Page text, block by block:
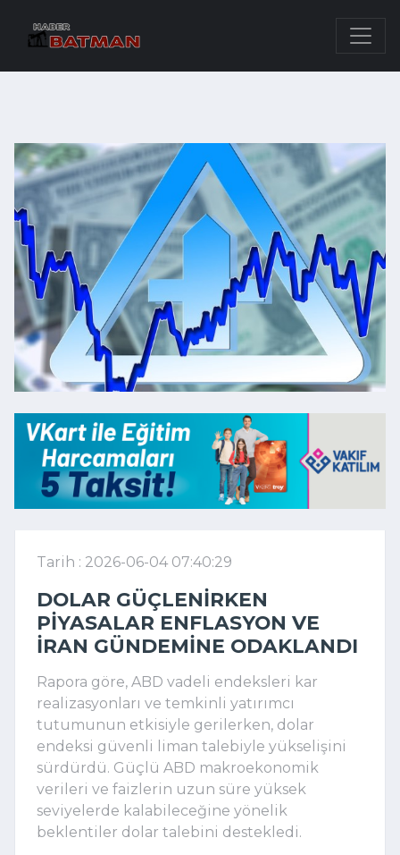
Tarih : 2026-06-04 07:40:29
DOLAR GÜÇLENIRKEN
PIYASALAR ENFLASYON VE
İRAN GÜNDEMINE ODAKLANDI
Rapora göre, ABD vadeli endeksleri kar
realizasyonları ve temkinli yatırımcı
tutumunun etkisiyle gerilerken, dolar
endeksi güvenli liman talebiyle yükselişini
sürdürdü. Güçlü ABD makroekonomik
verileri ve faizlerin uzun süre yüksek
seviyelerde kalabileceğine yönelik
beklentiler dolar talebini destekledi.